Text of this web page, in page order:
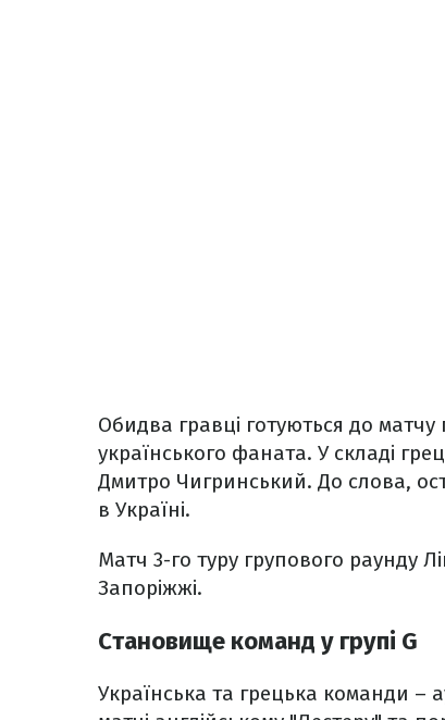
Обидва гравці готуються до
українського фаната. У складі
Дмитро Чигринський. До слова,
в Україні.
Матч 3-го туру групового раунду
Запоріжжі.
Становище команд у групі G
Українська та грецька команди –